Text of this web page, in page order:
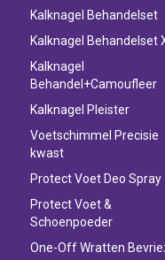
Kalknagel Behandelset
Kalknagel Behandelset
Kalknagel
Behandel+Camoufleer
Kalknagel Pleister
Voetschimmel Precisie
kwast
Protect Voet Deo Spray
Protect Voet &
Schoenpoeder
One-Off Wratten